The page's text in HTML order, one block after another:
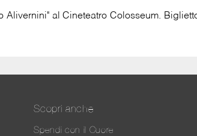
al Cineteatro Colosseum.
Scopri anche
Spendi con il Cuore